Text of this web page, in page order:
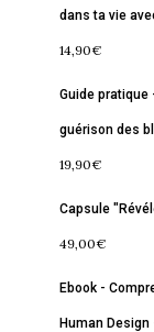
dans ta vie
14,90€
Guide pratique
guérison des
19,90€
Capsule
49,00€
Ebook -
Human